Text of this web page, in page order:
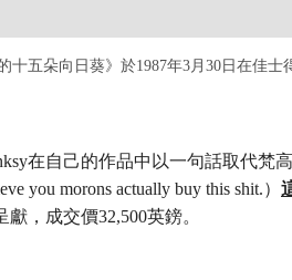
十五朵向日葵》於1987年3月30日在佳
在自己的作品中以一句話取代梵
you morons actually buy this shit.）
獻，成交價32,500英鎊。